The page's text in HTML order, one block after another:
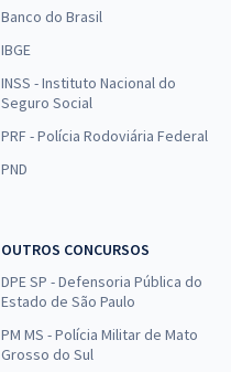
Banco do Brasil
IBGE
INSS - Instituto Nacional do
Seguro Social
PRF - Polícia Rodoviária Federal
PND
OUTROS CONCURSOS
DPE SP - Defensoria Pública do
Estado de São Paulo
PM MS - Polícia Militar de Mato
Grosso do Sul